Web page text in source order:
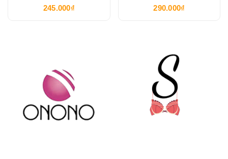
245.000₫
290.000₫